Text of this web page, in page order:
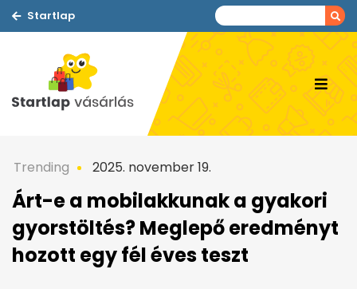
Startlap
Trending 2025. november 19.
Árt-e a mobilakku­nak a gyakori
gyorstöltés? Meglepő eredményt
hozott egy fél éves teszt